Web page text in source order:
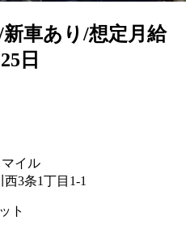
新車あり/想定月給
日
イル
3条1丁目1-1
ト